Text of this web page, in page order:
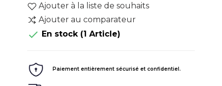
Ajouter à la liste de souhaits
Ajouter au comparateur
 En stock (1 Article)
Paiement entièrement sécurisé et confidentiel.